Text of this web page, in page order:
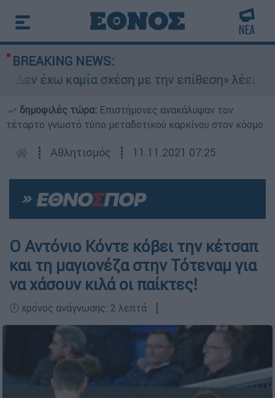
BREAKING NEWS:
έχω καμία σχέση με την επίθεση» λέει η
δημοφιλές τώρα: Επιστήμονες ανακάλυψαν τον
τέταρτο γνωστό τύπο μεταδοτικού καρκίνου στον κόσμο
┋ Αθλητισμός ┋ 11.11.2021 07:25
Ο Αντόνιο Κόντε κόβει την κέτσαπ
και τη μαγιονέζα στην Τότεναμ για
να χάσουν κιλά οι παίκτες!
🕛 χρόνος ανάγνωσης: 2 λεπτά ┋